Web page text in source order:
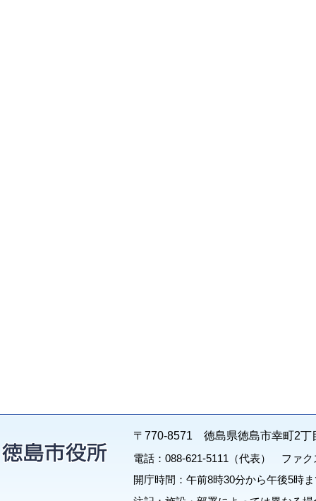
〒770-8571 徳島県徳島市幸町2丁
電話：088-621-5111（代表） ファク
開庁時間：午前8時30分から午後5時